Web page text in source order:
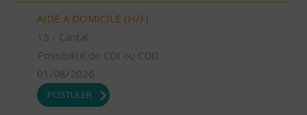
AIDE A DOMICILE (H/F)
15 - Cantal
Possibilité de CDI ou CDD
01/08/2026
POSTULER